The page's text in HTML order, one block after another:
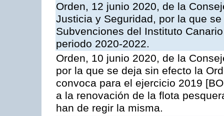
Orden, 12 junio 2020, de la
Justicia y Seguridad, por la que
Subvenciones del Instituto
periodo 2020-2022.
Orden, 10 junio 2020, de la
por la que se deja sin efecto la
convoca para el ejercicio 2019
a la renovación de la flota
han de regir la misma.